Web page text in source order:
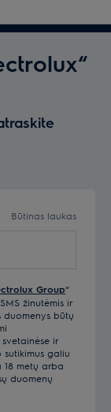
Kai pasirodys
rudojo
Švelniai
apie 2–3
migdolai)
7 minutes.
tolygiai.
skrudintais
Būtinas laukas
Group“
žinutėmis ir
duomenys būtų
ir
galiu
metų arba
duomenų